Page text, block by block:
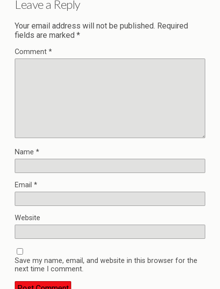
Leave a Reply
Your email address will not be published. Required
fields are marked *
Comment *
Name *
Email *
Website
Save my name, email, and website in this browser for the
next time I comment.